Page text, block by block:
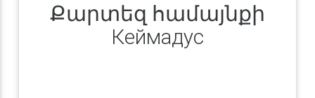
Քարտեզ համայնքի
Кеймадус